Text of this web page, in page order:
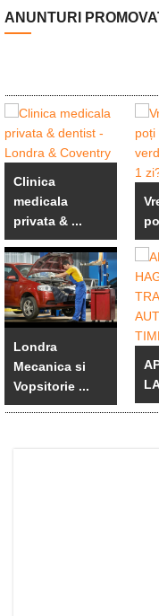
ANUNTURI
Clinica
medicala
privata & ...
Londra
Mecanica si
Vopsitorie ...